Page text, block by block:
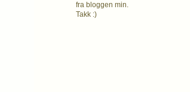
fra bloggen min.
Takk :)